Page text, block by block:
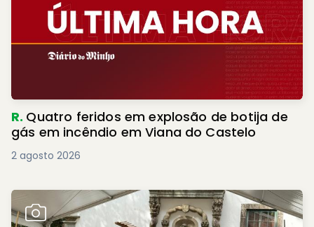
R. Quatro feridos em explosão de botija de
gás em incêndio em Viana do Castelo
2 agosto 2026